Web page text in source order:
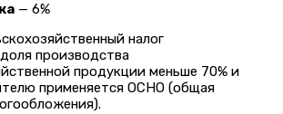
— 6%
налог
производства
продукции меньше 70% и
применяется ОСНО (общая